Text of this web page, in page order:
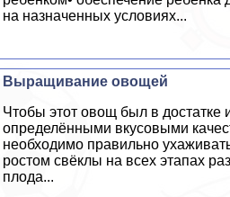
на назначенных условиях...
Выращивание овощей
Чтобы этот овощ был в достатке
определёнными вкусовыми
необходимо правильно
ростом свёклы на всех этапах
плода...